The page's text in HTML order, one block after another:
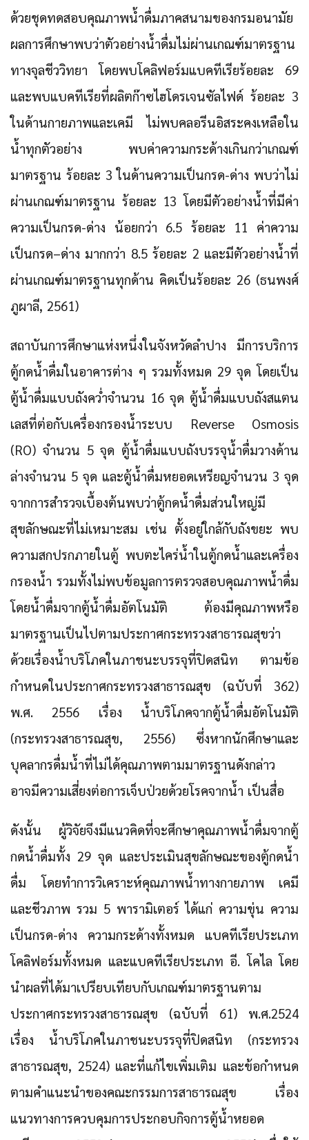
ด้วยชุดทดสอบคุณภาพน้ำดื่มภาคสนามของกรมอนามัย
ผลการศึกษาพบว่าตัวอย่างน้ำดื่มไม่ผ่านเกณฑ์มาตรฐาน
ทางจุลชีววิทยา โดยพบโคลิฟอร์มแบคทีเรียร้อยละ 69
และพบแบคทีเรียที่ผลิตก๊าซไฮโดรเจนซัลไฟด์ ร้อยละ 3
ในด้านกายภาพและเคมี ไม่พบคลอรีนอิสระคงเหลือใน
น้ำทุกตัวอย่าง พบค่าความกระด้างเกินกว่าเกณฑ์
มาตรฐาน ร้อยละ 3 ในด้านความเป็นกรด-ด่าง พบว่าไม่
ผ่านเกณฑ์มาตรฐาน ร้อยละ 13 โดยมีตัวอย่างน้ำที่มีค่า
ความเป็นกรด-ด่าง น้อยกว่า 6.5 ร้อยละ 11 ค่าความ
เป็นกรด–ด่าง มากกว่า 8.5 ร้อยละ 2 และมีตัวอย่างน้ำที่
ผ่านเกณฑ์มาตรฐานทุกด้าน คิดเป็นร้อยละ 26 (ธนพงศ์
ภูผาลี, 2561)
สถาบันการศึกษาแห่งหนึ่งในจังหวัดลำปาง มีการบริการ
ตู้กดน้ำดื่มในอาคารต่าง ๆ รวมทั้งหมด 29 จุด โดยเป็น
ตู้น้ำดื่มแบบถังคว่ำจำนวน 16 จุด ตู้น้ำดื่มแบบถังสแตน
เลสที่ต่อกับเครื่องกรองน้ำระบบ Reverse Osmosis
(RO) จำนวน 5 จุด ตู้น้ำดื่มแบบถังบรรจุน้ำดื่มวางด้าน
ล่างจำนวน 5 จุด และตู้น้ำดื่มหยอดเหรียญจำนวน 3 จุด
จากการสำรวจเบื้องต้นพบว่าตู้กดน้ำดื่มส่วนใหญ่มี
สุขลักษณะที่ไม่เหมาะสม เช่น ตั้งอยู่ใกล้กับถังขยะ พบ
ความสกปรกภายในตู้ พบตะไคร่น้ำในตู้กดน้ำและเครื่อง
กรองน้ำ รวมทั้งไม่พบข้อมูลการตรวจสอบคุณภาพน้ำดื่ม
โดยน้ำดื่มจากตู้น้ำดื่มอัตโนมัติ ต้องมีคุณภาพหรือ
มาตรฐานเป็นไปตามประกาศกระทรวงสาธารณสุขว่า
ด้วยเรื่องน้ำบริโภคในภาชนะบรรจุที่ปิดสนิท ตามข้อ
กำหนดในประกาศกระทรวงสาธารณสุข (ฉบับที่ 362)
พ.ศ. 2556 เรื่อง น้ำบริโภคจากตู้น้ำดื่มอัตโนมัติ
(กระทรวงสาธารณสุข, 2556) ซึ่งหากนักศึกษาและ
บุคลากรดื่มน้ำที่ไม่ได้คุณภาพตามมาตรฐานดังกล่าว
อาจมีความเสี่ยงต่อการเจ็บป่วยด้วยโรคจากน้ำ เป็นสื่อ
ดังนั้น ผู้วิจัยจึงมีแนวคิดที่จะศึกษาคุณภาพน้ำดื่มจากตู้
กดน้ำดื่มทั้ง 29 จุด และประเมินสุขลักษณะของตู้กดน้ำ
ดื่ม โดยทำการวิเคราะห์คุณภาพน้ำทางกายภาพ เคมี
และชีวภาพ รวม 5 พารามิเตอร์ ได้แก่ ความขุ่น ความ
เป็นกรด-ด่าง ความกระด้างทั้งหมด แบคทีเรียประเภท
โคลิฟอร์มทั้งหมด และแบคทีเรียประเภท อี. โคไล โดย
นำผลที่ได้มาเปรียบเทียบกับเกณฑ์มาตรฐานตาม
ประกาศกระทรวงสาธารณสุข (ฉบับที่ 61) พ.ศ.2524
เรื่อง น้ำบริโภคในภาชนะบรรจุที่ปิดสนิท (กระทรวง
สาธารณสุข, 2524) และที่แก้ไขเพิ่มเติม และข้อกำหนด
ตามคำแนะนำของคณะกรรมการสาธารณสุข เรื่อง
แนวทางการควบคุมการประกอบกิจการตู้น้ำหยอด